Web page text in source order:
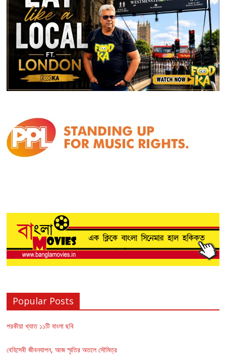
Popular Posts
পরকীয়া খ্যাত ১১টি বাংলা ছবি
বেহিসেবী জীবনযাপন, আজ স্মৃতির অতলে সৌমিত্র